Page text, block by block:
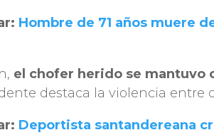
Hombre de 71 años muere
el chofer herido se mantuvo
destaca la violencia entre
Deportista santandereana